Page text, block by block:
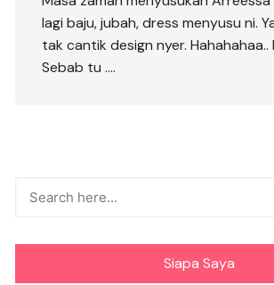
lagi baju, jubah, dress menyusu ni.
tak cantik design nyer. Hahahahaa..
Sebab tu ….
Siapa Saya